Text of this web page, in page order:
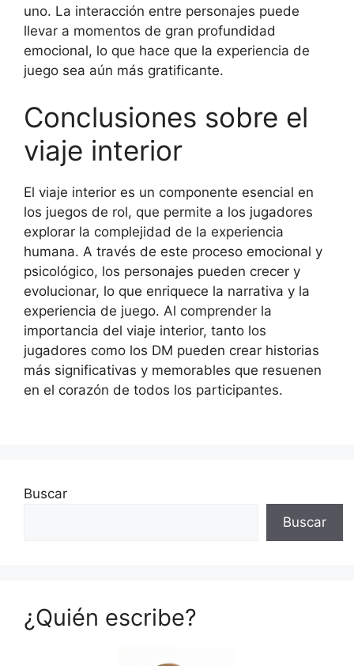
uno. La interacción entre personajes puede
llevar a momentos de gran profundidad
emocional, lo que hace que la experiencia de
juego sea aún más gratificante.
Conclusiones sobre el
viaje interior
El viaje interior es un componente esencial en
los juegos de rol, que permite a los jugadores
explorar la complejidad de la experiencia
humana. A través de este proceso emocional y
psicológico, los personajes pueden crecer y
evolucionar, lo que enriquece la narrativa y la
experiencia de juego. Al comprender la
importancia del viaje interior, tanto los
jugadores como los DM pueden crear historias
más significativas y memorables que resuenen
en el corazón de todos los participantes.
Buscar
Buscar
¿Quién escribe?